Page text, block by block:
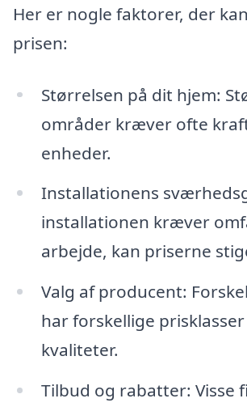
Her er nogle faktorer, der
prisen:
Størrelsen på dit hjem:
områder kræver ofte
enheder.
Installationens
installationen kræver
arbejde, kan priserne
Valg af producent:
har forskellige
kvaliteter.
Tilbud og rabatter: Visse